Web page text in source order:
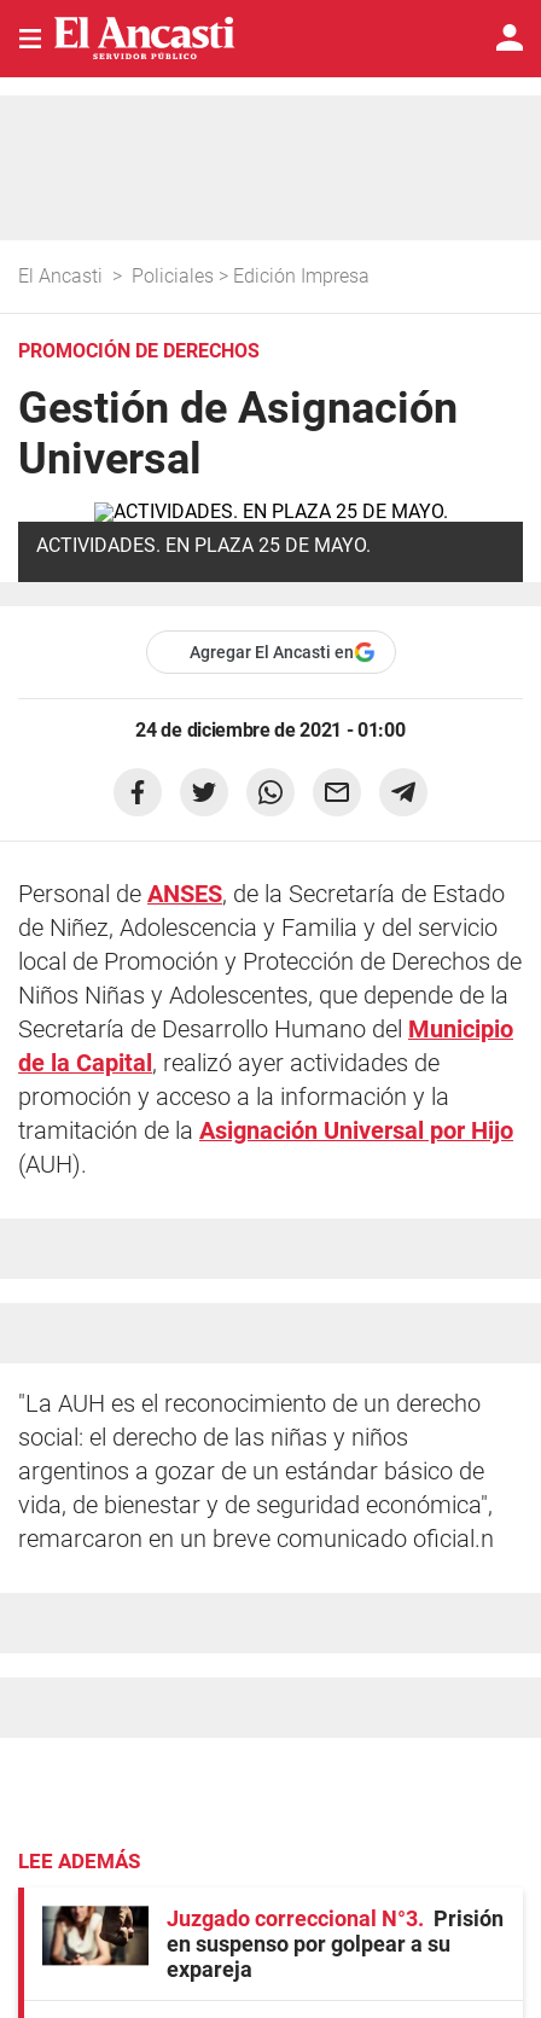
El Ancasti > Policiales > Edición Impresa
PROMOCIÓN DE DERECHOS
Gestión de Asignación
Universal
ACTIVIDADES. EN PLAZA 25 DE MAYO.
Agregar El Ancasti en
24 de diciembre de 2021 - 01:00
Personal de ANSES, de la Secretaría de Estado
de Niñez, Adolescencia y Familia y del servicio
local de Promoción y Protección de Derechos de
Niños Niñas y Adolescentes, que depende de la
Secretaría de Desarrollo Humano del Municipio
de la Capital , realizó ayer actividades de
promoción y acceso a la información y la
tramitación de la Asignación Universal por Hijo
(AUH).
"La AUH es el reconocimiento de un derecho
social: el derecho de las niñas y niños
argentinos a gozar de un estándar básico de
vida, de bienestar y de seguridad económica",
remarcaron en un breve comunicado oficial.n
LEE ADEMÁS
Juzgado correccional N°3
Prisión
en suspenso por golpear a su
expareja